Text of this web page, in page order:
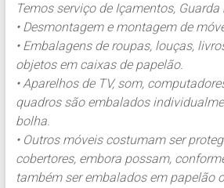
Temos serviço de Içamentos, Guarda
• Desmontagem e montagem de
• Embalagens de roupas, louças,
objetos em caixas de papelão.
• Aparelhos de TV, som,
quadros são embalados
bolha.
• Outros móveis costumam ser
cobertores, embora possam,
também ser embalados em papelão